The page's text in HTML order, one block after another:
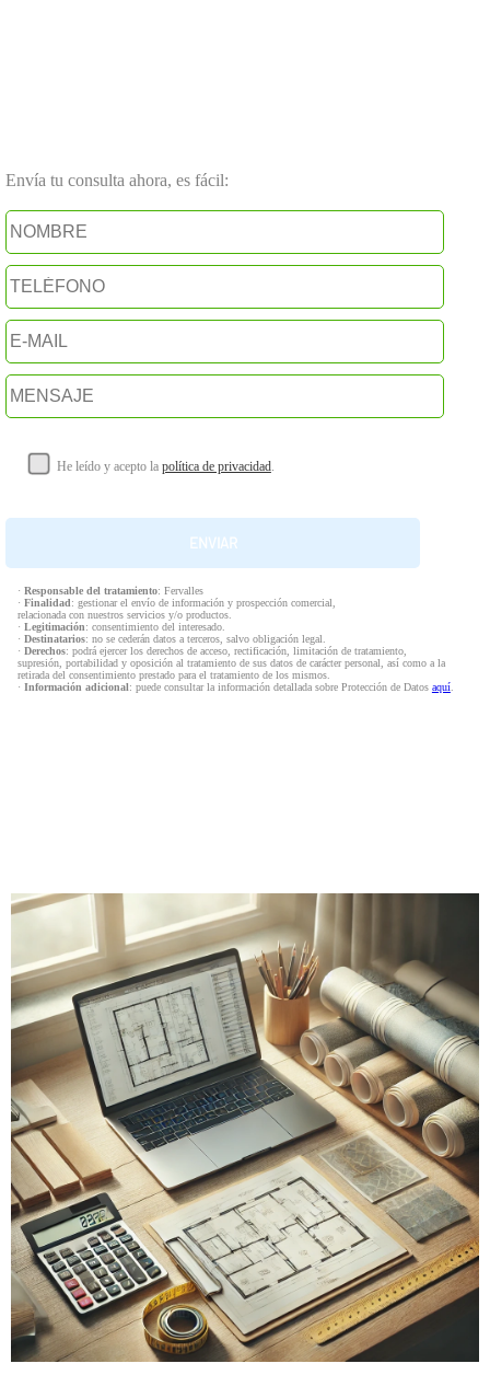
Envía tu consulta ahora, es fácil:
He leído y acepto la política de privacidad.
· Responsable del tratamiento: Fervalles
· Finalidad: gestionar el envío de información y prospección comercial,
relacionada con nuestros servicios y/o productos.
· Legitimación: consentimiento del interesado.
· Destinatarios: no se cederán datos a terceros, salvo obligación legal.
· Derechos: podrá ejercer los derechos de acceso, rectificación, limitación de tratamiento,
supresión, portabilidad y oposición al tratamiento de sus datos de carácter personal, así como a la
retirada del consentimiento prestado para el tratamiento de los mismos.
· Información adicional: puede consultar la información detallada sobre Protección de Datos aquí.